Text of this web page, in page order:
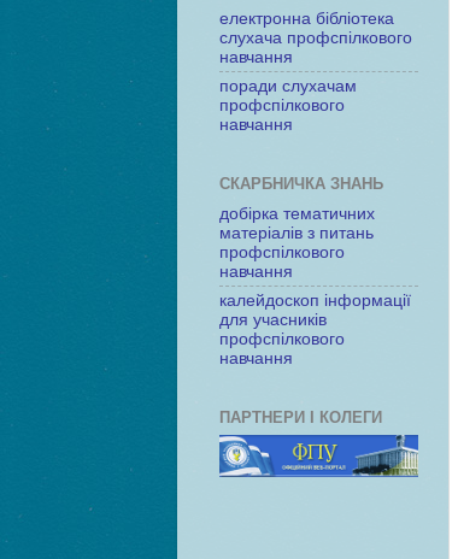
електронна бібліотека
слухача профспілкового
навчання
поради слухачам
профспілкового
навчання
СКАРБНИЧКА ЗНАНЬ
добірка тематичних
матеріалів з питань
профспілкового
навчання
калейдоскоп інформації
для учасників
профспілкового
навчання
ПАРТНЕРИ І КОЛЕГИ